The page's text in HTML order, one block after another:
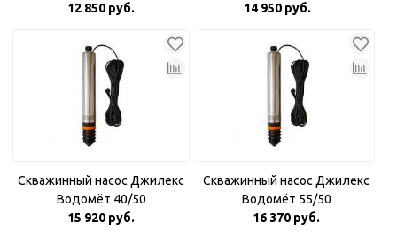
12 850 руб.
14 950 руб.
Скважинный насос Джилекс
Водомёт 40/50
15 920 руб.
Скважинный насос Джилекс
Водомёт 55/50
16 370 руб.